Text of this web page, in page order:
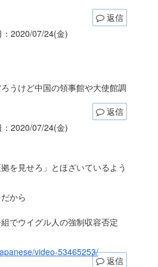
返信
：2020/07/24(金)
うけど中国の領事館や大使館調
返信
：2020/07/24(金)
を見せろ」とほざいているよう
から
でウイグル人の強制収容否定
video-53465253/
返信